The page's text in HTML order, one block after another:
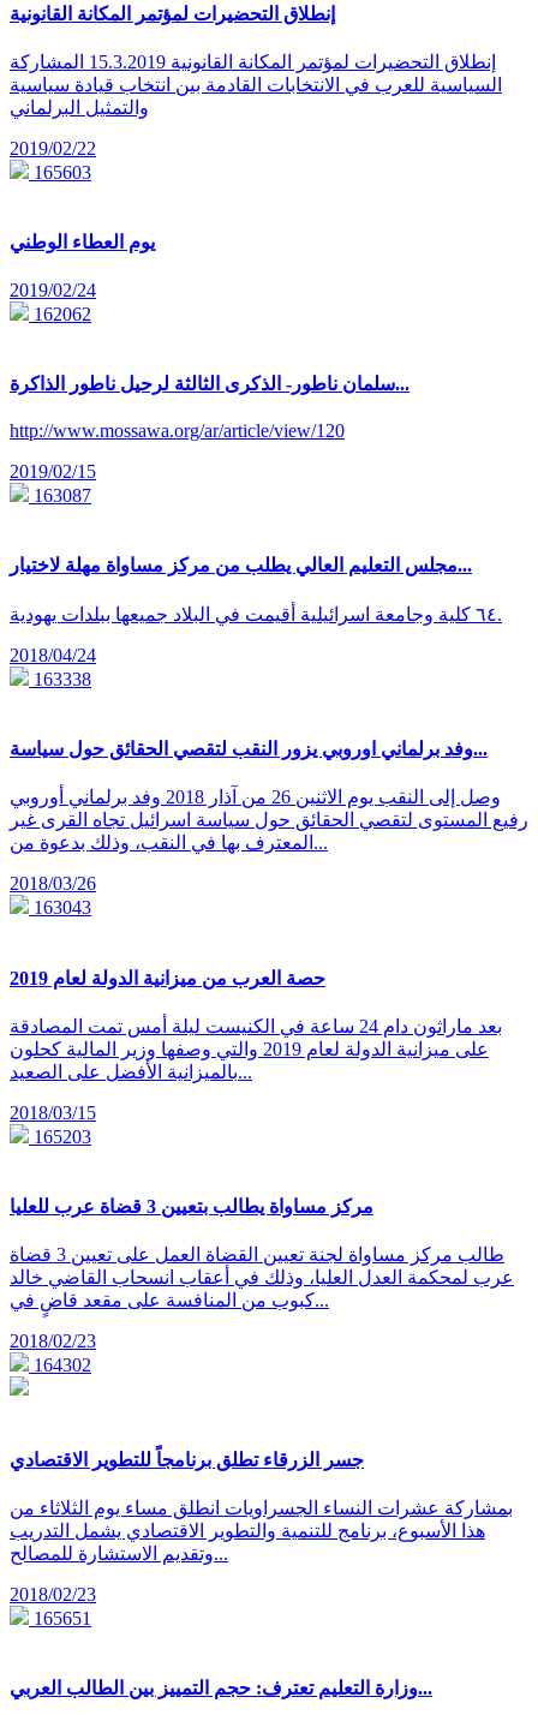
إنطلاق التحضيرات لمؤتمر المكانة القانونية
إنطلاق التحضيرات لمؤتمر المكانة القانونية 15.3.2019 المشاركة
السياسية للعرب في الانتخابات القادمة بين انتخاب قيادة سياسية
والتمثيل البرلماني
2019/02/22
165603
يوم العطاء الوطني
2019/02/24
162062
سلمان ناطور- الذكرى الثالثة لرحيل ناطور الذاكرة...
http://www.mossawa.org/ar/article/view/120
2019/02/15
163087
مجلس التعليم العالي يطلب من مركز مساواة مهلة لاختيار...
٦٤ كلية وجامعة اسرائيلية أقيمت في البلاد جميعها ببلدات يهودية.
2018/04/24
163338
وفد برلماني اوروبي يزور النقب لتقصي الحقائق حول سياسة...
وصل إلى النقب يوم الاثنين 26 من آذار 2018 وفد برلماني أوروبي
رفيع المستوى لتقصي الحقائق حول سياسة اسرائيل تجاه القرى غير
المعترف بها في النقب، وذلك بدعوة من...
2018/03/26
163043
حصة العرب من ميزانية الدولة لعام 2019
بعد ماراثون دام 24 ساعة في الكنيست ليلة أمس تمت المصادقة
على ميزانية الدولة لعام 2019 والتي وصفها وزير المالية كحلون
بالميزانية الأفضل على الصعيد...
2018/03/15
165203
مركز مساواة يطالب بتعيين 3 قضاة عرب للعليا
طالب مركز مساواة لجنة تعيين القضاة العمل على تعيين 3 قضاة
عرب لمحكمة العدل العليا، وذلك في أعقاب انسحاب القاضي خالد
كبوب من المنافسة على مقعد قاضٍ في...
2018/02/23
164302
جسر الزرقاء تطلق برنامجاً للتطوير الاقتصادي
بمشاركة عشرات النساء الجسراويات انطلق مساء يوم الثلاثاء من
هذا الأسبوع، برنامج للتنمية والتطوير الاقتصادي يشمل التدريب
وتقديم الاستشارة للمصالح...
2018/02/23
165651
وزارة التعليم تعترف: حجم التمييز بين الطالب العربي...